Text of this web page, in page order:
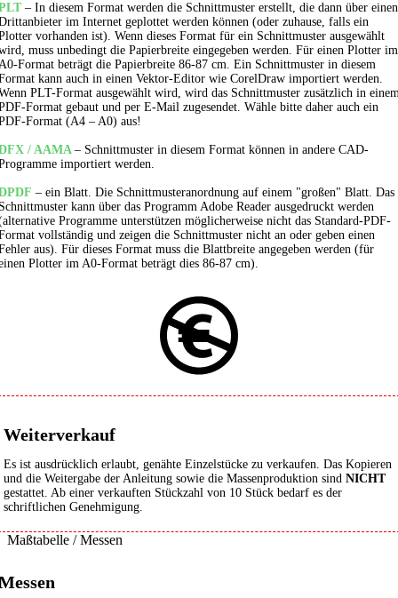
– In diesem Format werden die Schnittmuster erstellt, die dann über einen
im Internet geplottet werden können (oder zuhause, falls ein
vorhanden ist). Wenn dieses Format für ein Schnittmuster ausgewählt
muss unbedingt die Papierbreite eingegeben werden. Für einen Plotter im
Format beträgt die Papierbreite 86-87 cm. Ein Schnittmuster in diesem
kann auch in einen Vektor-Editor wie CorelDraw importiert werden.
PLT-Format ausgewählt wird, wird das Schnittmuster zusätzlich in
Format gebaut und per E-Mail zugesendet. Wähle bitte daher auch ein
Format (A4 – A0) aus!
/ AAMA – Schnittmuster in diesem Format können in andere CAD-
importiert werden.
– ein Blatt. Die Schnittmusteranordnung auf einem "großen" Blatt. Das
kann über das Programm Adobe Reader ausgedruckt werden
Programme unterstützen möglicherweise nicht das Standard-PDF-
vollständig und zeigen die Schnittmuster nicht an oder geben einen
aus). Für dieses Format muss die Blattbreite angegeben werden (für
Plotter im A0-Format beträgt dies 86-87 cm).
Weiterverkauf
Es ist ausdrücklich erlaubt, genähte Einzelstücke zu verkaufen. Das Kopieren
und die Weitergabe der Anleitung sowie die Massenproduktion sind NICHT
gestattet. Ab einer verkauften Stückzahl von 10 Stück bedarf es der
schriftlichen Genehmigung.
Maßtabelle / Messen